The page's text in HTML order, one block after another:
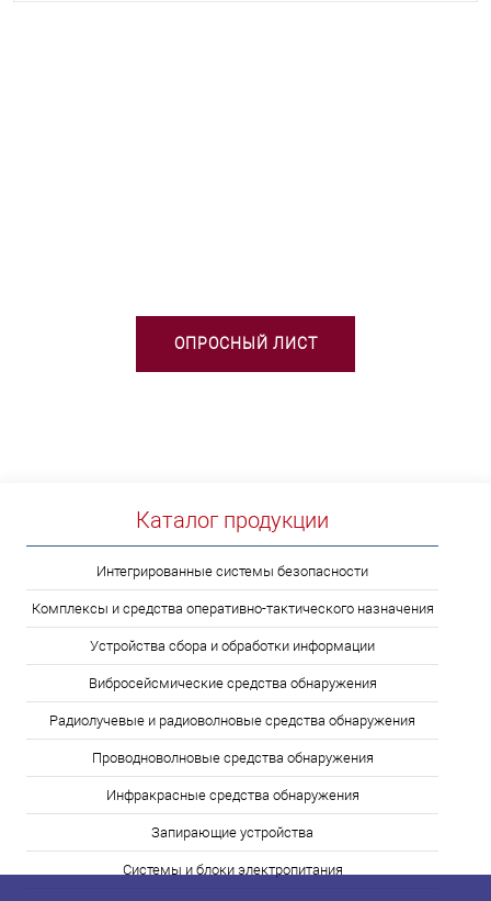
ОПРОСНЫЙ ЛИСТ
Каталог продукции
Интегрированные системы безопасности
Комплексы и средства оперативно-тактического назначения
Устройства сбора и обработки информации
Вибросейсмические средства обнаружения
Радиолучевые и радиоволновые средства обнаружения
Проводноволновые средства обнаружения
Инфракрасные средства обнаружения
Запирающие устройства
Системы и блоки электропитания